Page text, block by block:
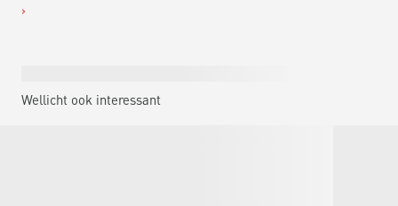
Wellicht ook interessant